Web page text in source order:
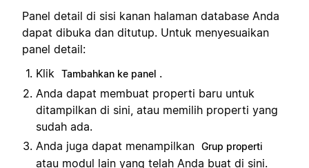
Panel detail di sisi kanan halaman database Anda
dapat dibuka dan ditutup. Untuk menyesuaikan
panel detail:
Klik
Tambahkan ke panel .
Anda dapat membuat properti baru untuk
ditampilkan di sini, atau memilih properti yang
sudah ada.
Anda juga dapat menampilkan Grup properti
atau modul lain yang telah Anda buat di sini.